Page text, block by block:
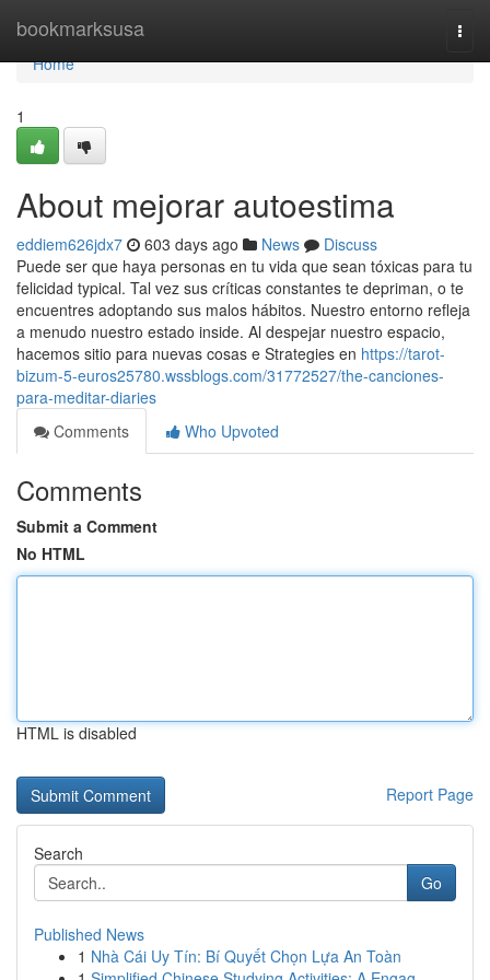
bookmarksusa
Home
Home
1
About mejorar autoestima
eddiem626jdx7 603 days ago News
Discuss
Puede ser que haya personas en tu vida que sean tóxicas para tu
felicidad typical. Tal vez sus críticas constantes te depriman, o te
encuentres adoptando sus malos hábitos. Nuestro entorno refleja
a menudo nuestro estado inside. Al despejar nuestro espacio,
hacemos sitio para nuevas cosas e Strategies en https://tarot-
bizum-5-euros25780.wssblogs.com/31772527/the-canciones-
para-meditar-diaries
Comments
Who Upvoted
Comments
Submit a Comment
No HTML
HTML is disabled
Report Page
Search
Go
Published News
1 Nhà Cái Uy Tín: Bí Quyết Chọn Lựa An Toàn